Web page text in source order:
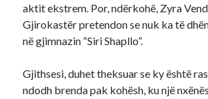
aktit ekstrem. Por, ndërkohë, Zyra
Gjirokastër pretendon se nuk ka të
në gjimnazin “Siri Shapllo”.
Gjithsesi, duhet theksuar se ky është
ndodh brenda pak kohësh, ku një